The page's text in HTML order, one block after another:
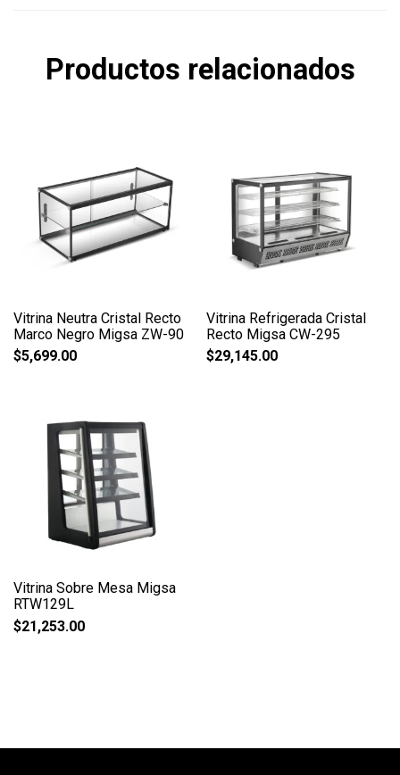
Productos relacionados
Vitrina Neutra Cristal Recto
Marco Negro Migsa ZW-90
$5,699.00
Vitrina Refrigerada Cristal
Recto Migsa CW-295
$29,145.00
Vitrina Sobre Mesa Migsa
RTW129L
$21,253.00